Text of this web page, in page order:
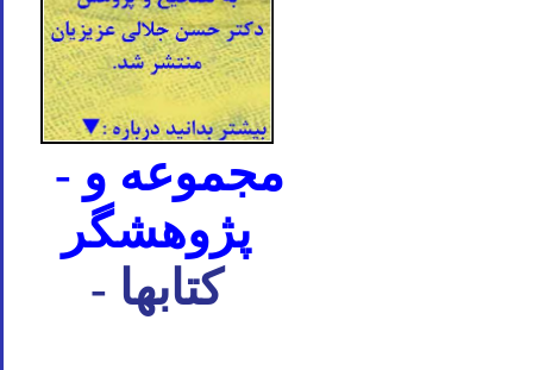
- مجموعه و
پژوهشگر
- کتابها